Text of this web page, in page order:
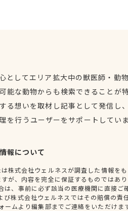
としてエリア拡大中の獣医師・動
能な動物からも検索できることが
る想いを取材し記事として発信し
を行うユーザーをサポートしてい
報について
株式会社ウェルネスが調査した情報を
が、内容を完全に保証するものではあ
、事前に必ず該当の医療機関に直接ご
株式会社ウェルネスではその賠償の責
ムより編集部までご連絡をいただけま